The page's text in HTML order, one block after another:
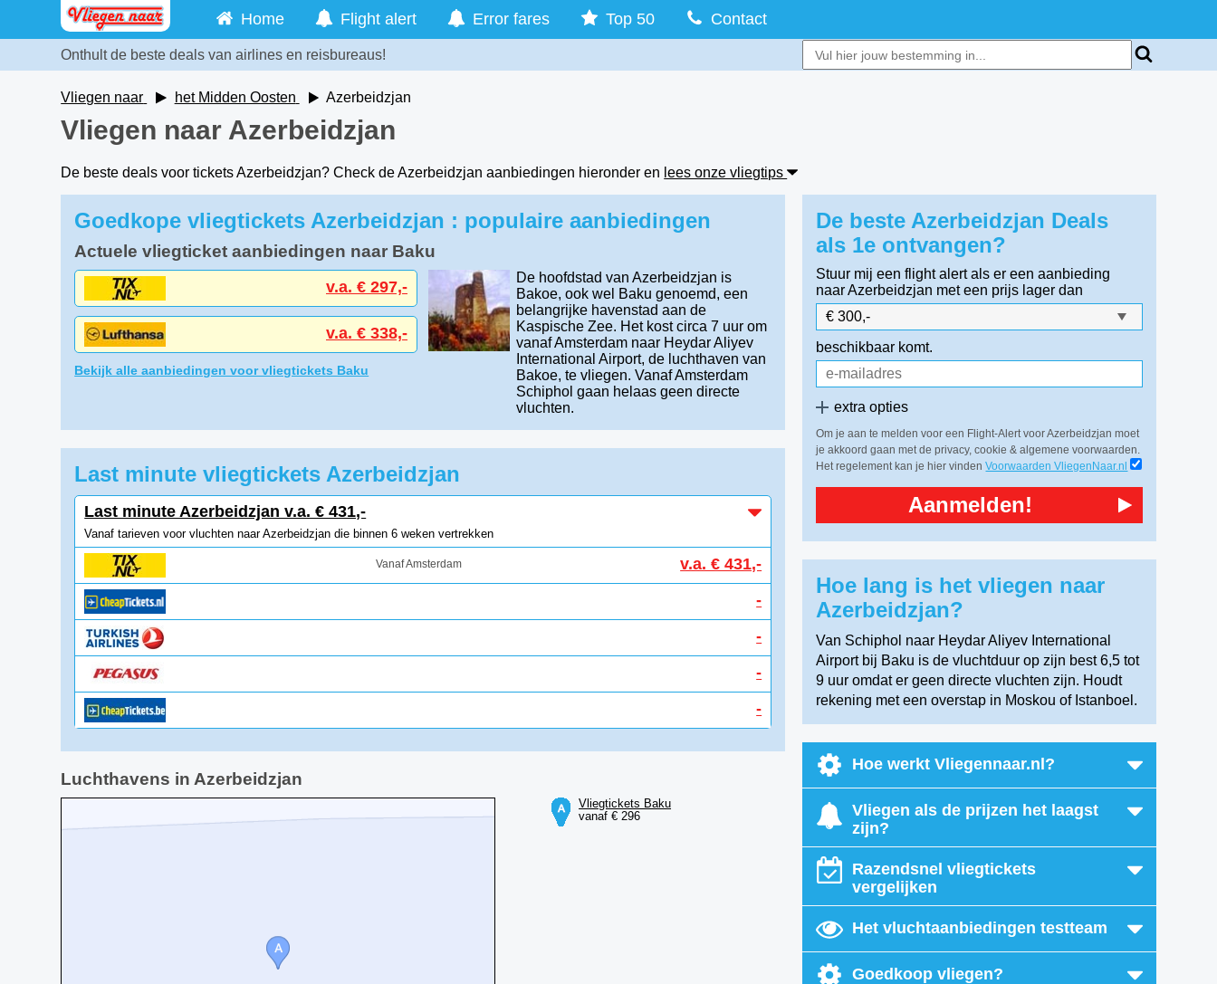
Home Flight alert Error fares Top 50 Contact
Onthult de beste deals van airlines en reisbureaus!
Vliegen naar het Midden Oosten Azerbeidzjan
Vliegen naar Azerbeidzjan
De beste deals voor tickets Azerbeidzjan? Check de Azerbeidzjan aanbiedingen hieronder en lees onze vliegtips
Goedkope vliegtickets Azerbeidzjan : populaire aanbiedingen
Actuele vliegticket aanbiedingen naar Baku
v.a. € 297,-
v.a. € 338,-
Bekijk alle aanbiedingen voor vliegtickets Baku
De hoofdstad van Azerbeidzjan is
Bakoe, ook wel Baku genoemd, een
belangrijke havenstad aan de
Kaspische Zee. Het kost circa 7 uur om
vanaf Amsterdam naar Heydar Aliyev
International Airport, de luchthaven van
Bakoe, te vliegen. Vanaf Amsterdam
Schiphol gaan helaas geen directe
vluchten.
Last minute vliegtickets Azerbeidzjan
Last minute Azerbeidzjan v.a. € 431,-
Vanaf tarieven voor vluchten naar Azerbeidzjan die binnen 6 weken vertrekken
Vanaf Amsterdam
v.a. € 431,-
-
-
-
-
Luchthavens in Azerbeidzjan
Vliegtickets Baku
vanaf € 296
De beste Azerbeidzjan Deals
als 1e ontvangen?
Stuur mij een flight alert als er een aanbieding
naar Azerbeidzjan met een prijs lager dan
beschikbaar komt.
extra opties
Om je aan te melden voor een Flight-Alert voor Azerbeidzjan moet
je akkoord gaan met de privacy, cookie & algemene voorwaarden.
Het regelement kan je hier vindenVoorwaarden VliegenNaar.nl
Aanmelden!
Hoe lang is het vliegen naar
Azerbeidzjan?
Van Schiphol naar Heydar Aliyev International
Airport bij Baku is de vluchtduur op zijn best 6,5 tot
9 uur omdat er geen directe vluchten zijn. Houdt
rekening met een overstap in Moskou of Istanboel.
Hoe werkt Vliegennaar.nl?
Vliegen als de prijzen het laagst
zijn?
Razendsnel vliegtickets
vergelijken
Het vluchtaanbiedingen testteam
Goedkoop vliegen?